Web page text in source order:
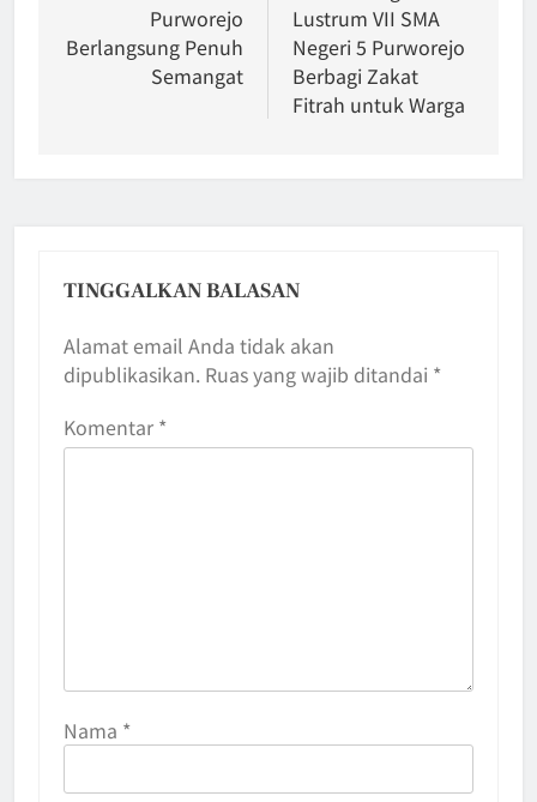
Purworejo
Berlangsung Penuh
Semangat
Lustrum VII SMA
Negeri 5 Purworejo
Berbagi Zakat
Fitrah untuk Warga
TINGGALKAN BALASAN
Alamat email Anda tidak akan
dipublikasikan. Ruas yang wajib ditandai *
Komentar *
Nama *